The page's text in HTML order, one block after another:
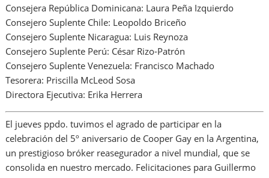
Consejera República Dominicana: Laura Peña Izquierdo
Consejero Suplente Chile: Leopoldo Briceño
Consejero Suplente Nicaragua: Luis Reynoza
Consejero Suplente Perú: César Rizo-Patrón
Consejero Suplente Venezuela: Francisco Machado
Tesorera: Priscilla McLeod Sosa
Directora Ejecutiva: Erika Herrera
El jueves ppdo. tuvimos el agrado de participar en la
celebración del 5º aniversario de Cooper Gay en la Argentina,
un prestigioso bróker reasegurador a nivel mundial, que se
consolida en nuestro mercado. Felicitaciones para Guillermo